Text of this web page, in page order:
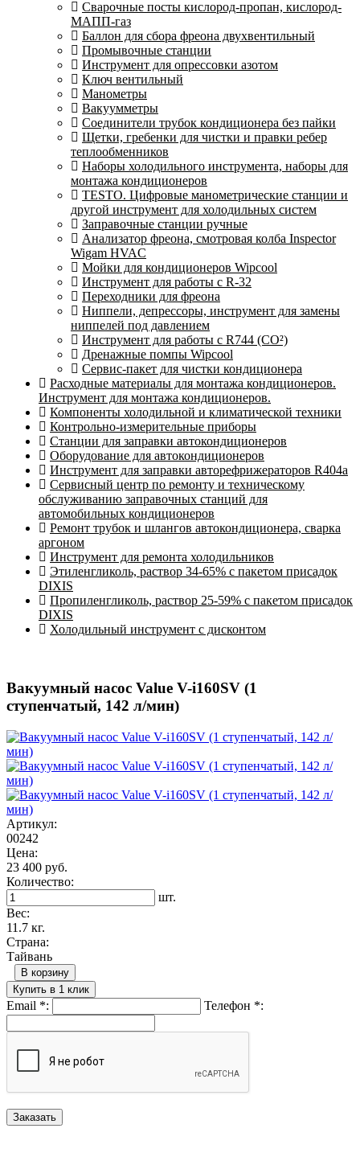
Сварочные посты кислород-пропан, кислород-
МАПП-газ
Баллон для сбора фреона двухвентильный
Промывочные станции
Инструмент для опрессовки азотом
Ключ вентильный
Манометры
Вакуумметры
Соединители трубок кондиционера без пайки
Щетки, гребенки для чистки и правки ребер
теплообменников
Наборы холодильного инструмента, наборы для
монтажа кондиционеров
TESTO. Цифровые манометрические станции и
другой инструмент для холодильных систем
Заправочные станции ручные
Анализатор фреона, смотровая колба Inspector
Wigam HVAC
Мойки для кондиционеров Wipcool
Инструмент для работы с R-32
Переходники для фреона
Ниппели, депрессоры, инструмент для замены
ниппелей под давлением
Инструмент для работы с R744 (CO²)
Дренажные помпы Wipcool
Сервис-пакет для чистки кондиционера
Расходные материалы для монтажа кондиционеров.
Инструмент для монтажа кондиционеров.
Компоненты холодильной и климатической техники
Контрольно-измерительные приборы
Станции для заправки автокондиционеров
Оборудование для автокондиционеров
Инструмент для заправки авторефрижераторов R404a
Сервисный центр по ремонту и техническому
обслуживанию заправочных станций для
автомобильных кондиционеров
Ремонт трубок и шлангов автокондиционера, сварка
аргоном
Инструмент для ремонта холодильников
Этиленгликоль, раствор 34-65% с пакетом присадок
DIXIS
Пропиленгликоль, раствор 25-59% с пакетом присадок
DIXIS
Холодильный инструмент с дисконтом
Вакуумный насос Value V-i160SV (1
ступенчатый, 142 л/мин)
Артикул:
00242
Цена:
23 400 руб.
Количество:
шт.
Вес:
11.7 кг.
Страна:
Тайвань
В корзину
Купить в 1 клик
Email *: Телефон *: